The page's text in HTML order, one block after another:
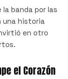
banda por las
una historia
en otro
el Corazón